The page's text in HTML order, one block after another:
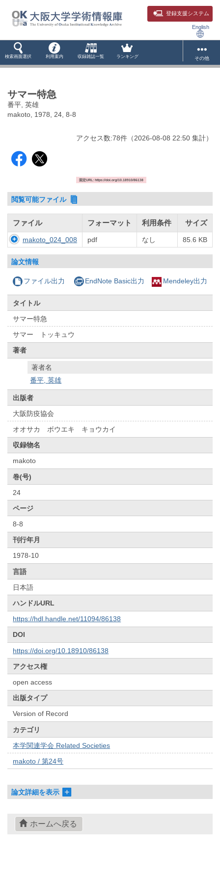
登録支援システム
English
検索画面選択 利用案内 収録雑誌一覧 ランキング その他
サマー特急
番平, 英雄
makoto, 1978, 24, 8-8
アクセス数:78件 （2026-08-08 22:50 集計）
固定URL: https://doi.org/10.18910/86138
閲覧可能ファイル
ファイル フォーマット 利用条件 サイズ
makoto_024_008 pdf なし 85.6 KB
論文情報
ファイル出力 EndNote Basic出力 Mendeley出力
タイトル
サマー特急
サマー トッキュウ
著者
著者名
番平, 英雄
出版者
大阪防疫協会
オオサカ ボウエキ キョウカイ
収録物名
makoto
巻(号)
24
ページ
8-8
刊行年月
1978-10
言語
日本語
ハンドルURL
https://hdl.handle.net/11094/86138
DOI
https://doi.org/10.18910/86138
アクセス権
open access
出版タイプ
Version of Record
カテゴリ
本学関連学会 Related Societies
makoto / 第24号
論文詳細を表示
ホームへ戻る